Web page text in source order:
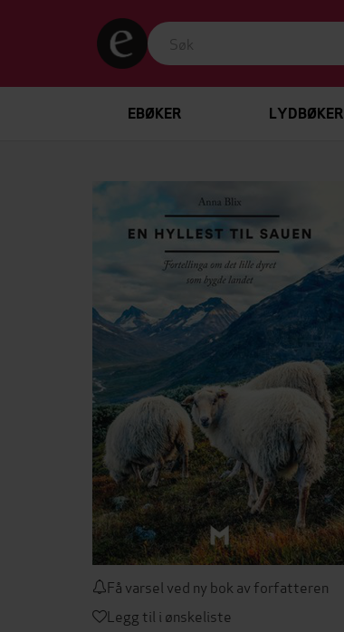
EBØKER LYDBØKER
Få varsel ved ny bok av forfatteren
Legg til i ønskeliste